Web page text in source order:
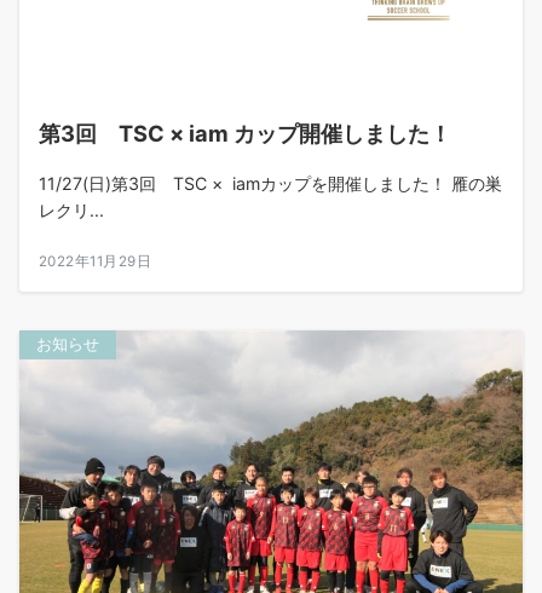
第3回 TSC × iam カップ開催しました！
11/27(日)第3回 TSC × iamカップを開催しました！ 雁の巣
レクリ...
2022年11月29日
お知らせ